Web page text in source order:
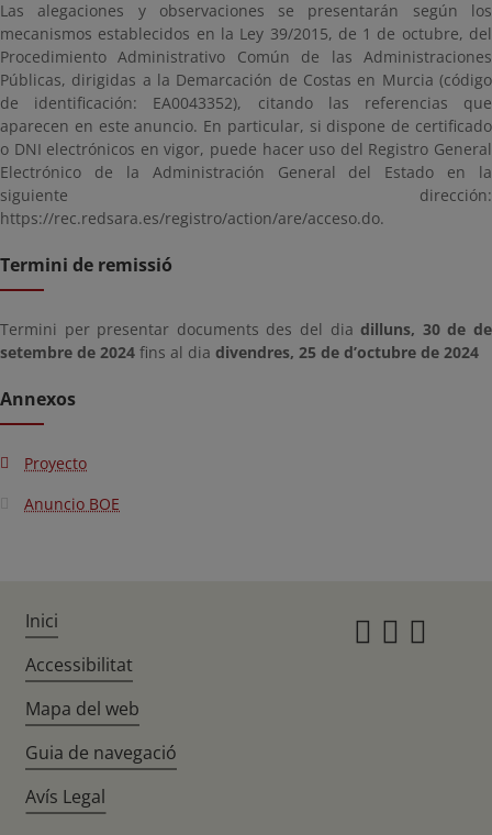
Las alegaciones y observaciones se presentarán según los
mecanismos establecidos en la Ley 39/2015, de 1 de octubre, del
Procedimiento Administrativo Común de las Administraciones
Públicas, dirigidas a la Demarcación de Costas en Murcia (código
de identificación: EA0043352), citando las referencias que
aparecen en este anuncio. En particular, si dispone de certificado
o DNI electrónicos en vigor, puede hacer uso del Registro General
Electrónico de la Administración General del Estado en la
siguiente dirección:
https://rec.redsara.es/registro/action/are/acceso.do.
Termini de remissió
Termini per presentar documents des del diadilluns, 30 de de
setembre de 2024 fins al dia divendres, 25 de d’octubre de 2024
Annexos
Proyecto
Anuncio BOE
Inici
Accessibilitat
Mapa del web
Guia de navegació
Avís Legal